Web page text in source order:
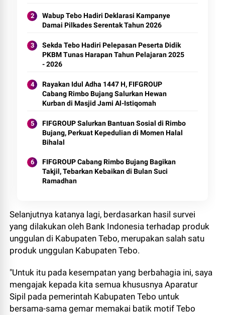
Wabup Tebo Hadiri Deklarasi Kampanye
Damai Pilkades Serentak Tahun 2026
Sekda Tebo Hadiri Pelepasan Peserta Didik
PKBM Tunas Harapan Tahun Pelajaran 2025
- 2026
Rayakan Idul Adha 1447 H, FIFGROUP
Cabang Rimbo Bujang Salurkan Hewan
Kurban di Masjid Jami Al-Istiqomah
FIFGROUP Salurkan Bantuan Sosial di Rimbo
Bujang, Perkuat Kepedulian di Momen Halal
Bihalal
FIFGROUP Cabang Rimbo Bujang Bagikan
Takjil, Tebarkan Kebaikan di Bulan Suci
Ramadhan
Selanjutnya katanya lagi, berdasarkan hasil survei
yang dilakukan oleh Bank Indonesia terhadap produk
unggulan di Kabupaten Tebo, merupakan salah satu
produk unggulan Kabupaten Tebo.
"Untuk itu pada kesempatan yang berbahagia ini, saya
mengajak kepada kita semua khususnya Aparatur
Sipil pada pemerintah Kabupaten Tebo untuk
bersama-sama gemar memakai batik motif Tebo